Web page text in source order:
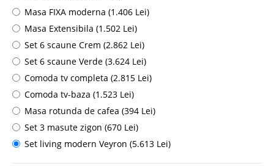
Masa FIXA moderna (1.406 Lei)
Masa Extensibila (1.502 Lei)
Set 6 scaune Crem (2.862 Lei)
Set 6 scaune Verde (3.624 Lei)
Comoda tv completa (2.815 Lei)
Comoda tv-baza (1.523 Lei)
Masa rotunda de cafea (394 Lei)
Set 3 masute zigon (670 Lei)
Set living modern Veyron (5.613 Lei)